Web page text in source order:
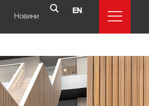
Новини
EN